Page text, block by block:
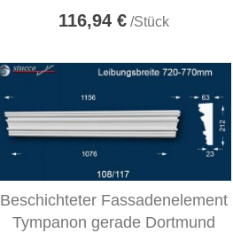
116,94 €/Stück
Beschichteter Fassadenelement
Tympanon gerade Dortmund